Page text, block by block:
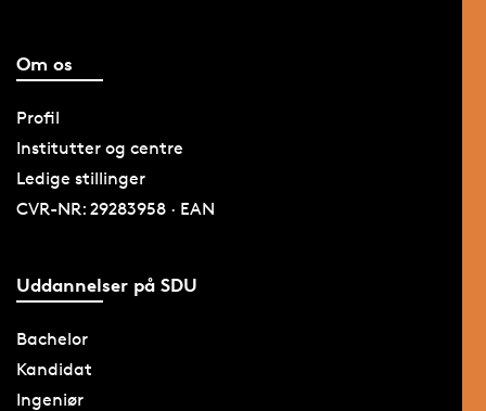
Om os
Profil
Institutter og centre
Ledige stillinger
CVR-NR: 29283958 · EAN
Uddannelser på SDU
Bachelor
Kandidat
Ingeniør